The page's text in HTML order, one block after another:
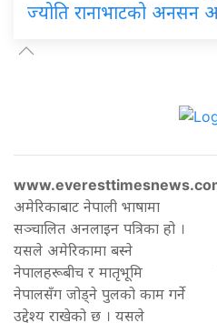
ज्योति रानाभाटको अनसन
अमेरिकाबाट नेपाली भाषामा
सञ्चालित अनलाइन पत्रिका हो ।
यसले अमेरिकामा बस्ने
नेपालहरूबीच र मातृभूमि
नेपालसँग जोड्ने पुलको काम गर्ने
उद्देश्य राखेको छ । यसले